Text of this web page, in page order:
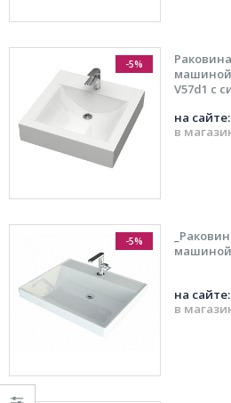
-5%
машиной
V57d1 с
в
на сайте:
-5%
машиной
в
на сайте: